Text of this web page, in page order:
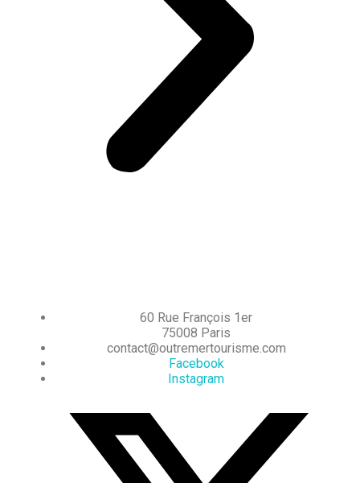
60 Rue François 1er
75008 Paris
contact@outremertourisme.com
Facebook
Instagram